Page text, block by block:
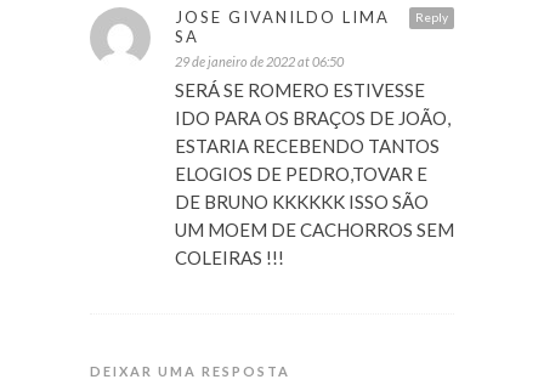
Reply
JOSE GIVANILDO LIMA
SA
29 de janeiro de 2022 at 06:50
SERÁ SE ROMERO ESTIVESSE
IDO PARA OS BRAÇOS DE JOÃO,
ESTARIA RECEBENDO TANTOS
ELOGIOS DE PEDRO,TOVAR E
DE BRUNO KKKKKK ISSO SÃO
UM MOEM DE CACHORROS SEM
COLEIRAS !!!
DEIXAR UMA RESPOSTA